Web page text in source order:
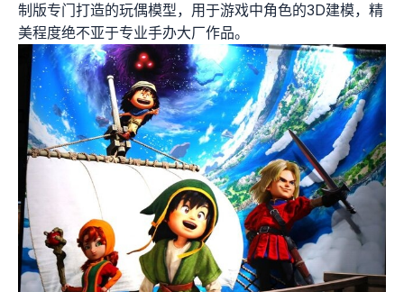
制版专门打造的玩偶模型，用于游戏中角色的3D建模，精
美程度绝不亚于专业手办大厂作品。